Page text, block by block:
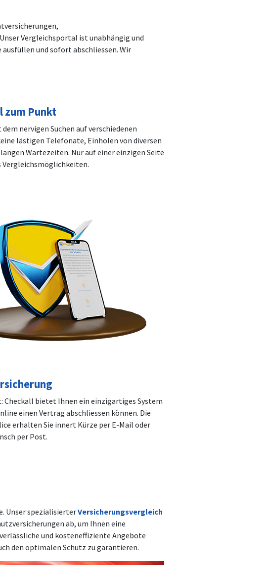
Vergleichsportal ist unabhängig und
ausfüllen und sofort abschliessen. Wir
zum Punkt
nervigen Suchen auf verschiedenen
lästigen Telefonate, Einholen von diversen
Wartezeiten. Nur auf einer einzigen Seite
Vergleichsmöglichkeiten.
Checkall bietet Ihnen ein einzigartiges System
einen Vertrag abschliessen können. Die
erhalten Sie innert Kürze per E-Mail oder
per Post.
Unser spezialisierterVersicherungsvergleich
ab, um Ihnen eine
und kosteneffiziente Angebote
den optimalen Schutz zu garantieren.